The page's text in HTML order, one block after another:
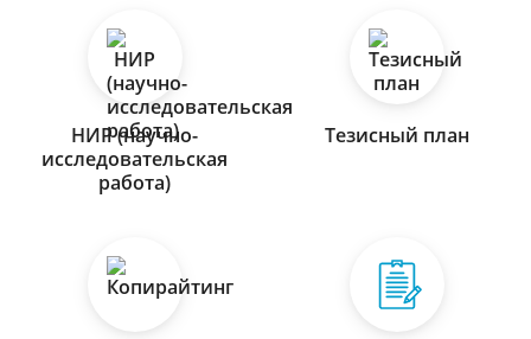
НИР (научно-
исследовательская
работа)
Тезисный план